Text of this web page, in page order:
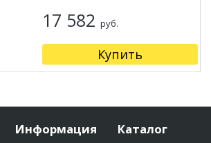
17 582 руб.
Купить
Информация Каталог